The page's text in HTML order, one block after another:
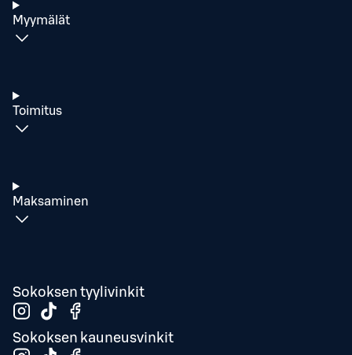
Myymälät
Toimitus
Maksaminen
Sokoksen tyylivinkit
Sokoksen kauneusvinkit